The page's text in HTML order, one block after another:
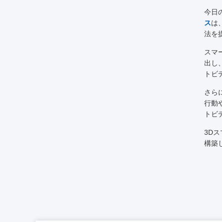
今日
スは
法を
スマ
出し
トビ
さら
行動
トビ
3Dス
構築